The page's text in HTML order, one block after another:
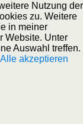
Nutzung der
zu. Weitere
in meiner
Website. Unter
Auswahl treffen.
Alle akzeptieren